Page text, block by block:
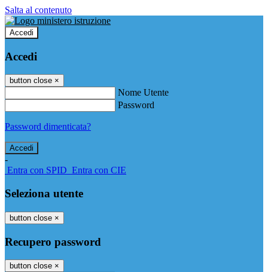
Salta al contenuto
Accedi
Accedi
button close ×
Nome Utente
Password
Password dimenticata?
-
Entra con SPID Entra con CIE
Seleziona utente
button close ×
Recupero password
button close ×